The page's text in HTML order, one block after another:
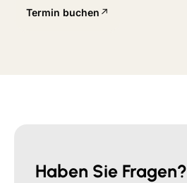
Termin buchen
Haben Sie Fragen?